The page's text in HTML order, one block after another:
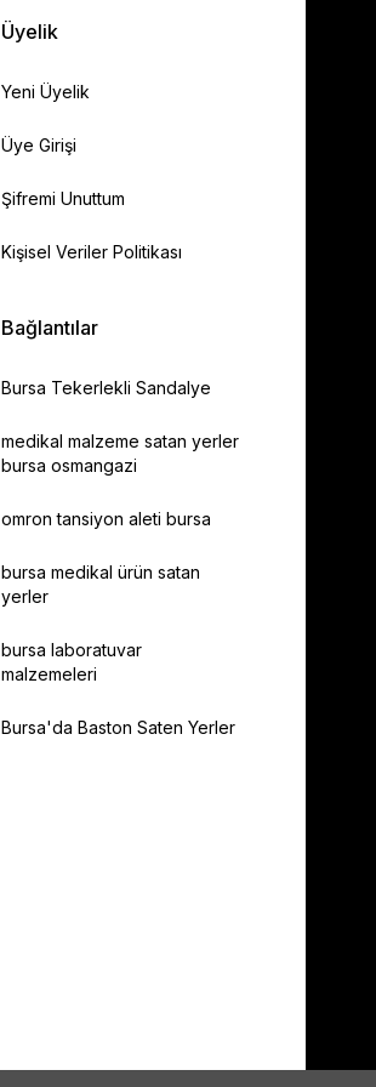
Üyelik
Yeni Üyelik
Üye Girişi
Şifremi Unuttum
Kişisel Veriler Politikası
Bağlantılar
Bursa Tekerlekli Sandalye
medikal malzeme satan yerler
bursa osmangazi
omron tansiyon aleti bursa
bursa medikal ürün satan
yerler
bursa laboratuvar
malzemeleri
Bursa'da Baston Saten Yerler